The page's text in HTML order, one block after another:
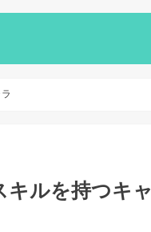
キルを持つキャ